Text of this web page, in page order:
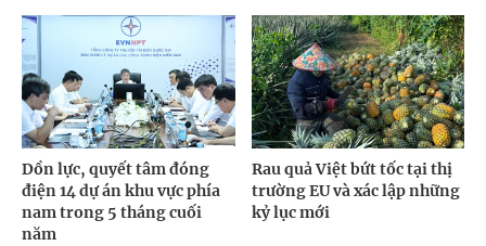
Dồn lực, quyết tâm đóng
điện 14 dự án khu vực phía
nam trong 5 tháng cuối
năm
Rau quả Việt bứt tốc tại thị
trường EU và xác lập những
kỷ lục mới